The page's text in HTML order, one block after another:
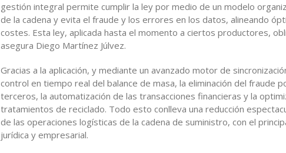
gestión integral permite cumplir la ley por medio de un modelo
de la cadena y evita el fraude y los errores en los datos, alineando
costes. Esta ley, aplicada hasta el momento a ciertos productores,
asegura Diego Martínez Júlvez.
Gracias a la aplicación, y mediante un avanzado motor de
control en tiempo real del balance de masa, la eliminación del fraude
terceros, la automatización de las transacciones financieras y la
tratamientos de reciclado. Todo esto conlleva una reducción
de las operaciones logísticas de la cadena de suministro, con el
jurídica y empresarial.